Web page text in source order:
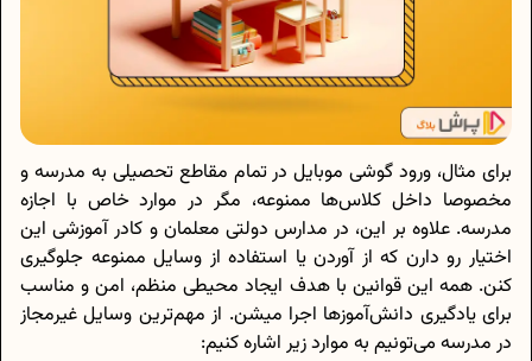
برای مثال، ورود گوشی موبایل در تمام مقاطع تحصیلی به مدرسه و
مخصوصا داخل کلاس‌ها ممنوعه، مگر در موارد خاص با اجازه
مدرسه. علاوه بر این، در مدارس دولتی معلمان و کادر آموزشی این
اختیار رو دارن که از آوردن یا استفاده از وسایل ممنوعه جلوگیری
کنن. همه این قوانین با هدف ایجاد محیطی منظم، امن و مناسب
برای یادگیری دانش‌آموزها اجرا میشن. از مهم‌ترین وسایل غیرمجاز
در مدرسه می‌تونیم به موارد زیر اشاره کنیم: